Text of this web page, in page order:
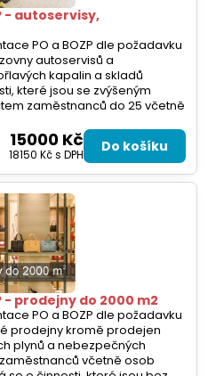
- autoservisy,
PO a BOZP dle požadavku
autoservisů a
kapalin a skladů
které jsou se zvýšeným
zaměstnanců do 25 včetně
15000 Kč
18150 Kčs DPH Do košíku
- prodejny do 2000 m2
PO a BOZP dle požadavku
prodejny kromě prodejen
plynů a nebezpečných
včetně osob